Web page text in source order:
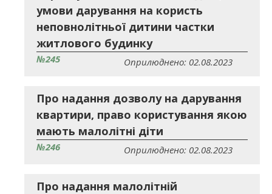
умови дарування на користь
неповнолітньої дитини частки
житлового будинку
№245 Оприлюднено: 02.08.2023
Про надання дозволу на дарування
квартири, право користування якою
мають малолітні діти
№246 Оприлюднено: 02.08.2023
Про надання малолітній